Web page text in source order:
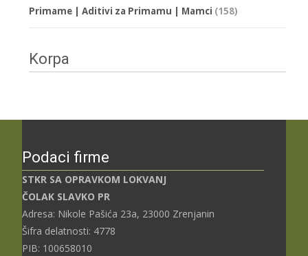
Primame | Aditivi za Primamu | Mamci (158)
Korpa
Podaci firme
STKR SA OPRAVKOM LOKVANJ
ČOLAK SLAVKO PR
Adresa: Nikole Pašića 23a, 23000 Zrenjanin
Šifra delatnosti: 4778
PIB: 100658010